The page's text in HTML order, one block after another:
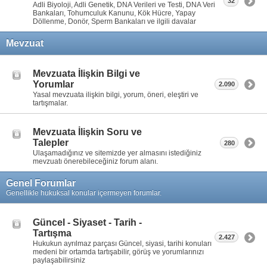
Adli Biyoloji, Adli Genetik, DNA Verileri ve Testi, DNA Veri
Bankaları, Tohumculuk Kanunu, Kök Hücre, Yapay
Döllenme, Donör, Sperm Bankaları ve ilgili davalar
Mevzuat
Mevzuata İlişkin Bilgi ve
Yorumlar
Yasal mevzuata ilişkin bilgi, yorum, öneri, eleştiri ve
tartışmalar.
2.090
Mevzuata İlişkin Soru ve
Talepler
Ulaşamadığınız ve sitemizde yer almasını istediğiniz
mevzuatı önerebileceğiniz forum alanı.
280
Genel Forumlar
Genellikle hukuksal konular içermeyen forumlar.
Güncel - Siyaset - Tarih -
Tartışma
Hukukun ayrılmaz parçası Güncel, siyasi, tarihi konuları
medeni bir ortamda tartışabilir, görüş ve yorumlarınızı
paylaşabilirsiniz
2.427